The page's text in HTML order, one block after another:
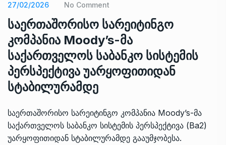
27/02/2026 No Comment
საერთაშორისო სარეიტინგო
კომპანია Moody’s-მა
საქართველოს საბანკო სისტემის
პერსპექტივა უარყოფითიდან
სტაბილურამდე
საერთაშორისო სარეიტინგო კომპანია Moody’s-მა
საქართველოს საბანკო სისტემის პერსპექტივა (Ba2)
უარყოფითიდან სტაბილურამდე გააუმჯობესა.